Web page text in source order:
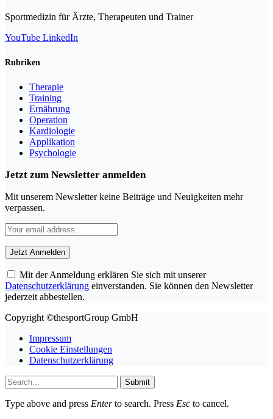
Sportmedizin für Ärzte, Therapeuten und Trainer
YouTube LinkedIn
Rubriken
Therapie
Training
Ernährung
Operation
Kardiologie
Applikation
Psychologie
Jetzt zum Newsletter anmelden
Mit unserem Newsletter keine Beiträge und Neuigkeiten mehr
verpassen.
Mit der Anmeldung erklären Sie sich mit unserer
Datenschutzerklärung einverstanden. Sie können den Newsletter
jederzeit abbestellen.
Copyright ©thesportGroup GmbH
Impressum
Cookie Einstellungen
Datenschutzerklärung
Submit
Type above and press Enterto search. Press Esc to cancel.